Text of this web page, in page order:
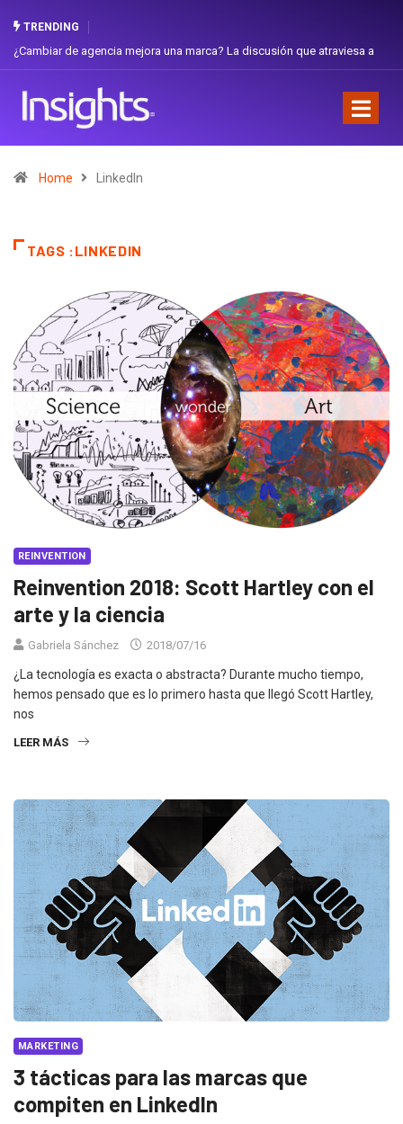
TRENDING
de agencia mejora una marca? La discusión que atraviesa a
Gabriela
Home LinkedIn
TAGS :LINKEDIN
REINVENTION
Reinvention 2018: Scott Hartley con el
arte y la ciencia
Gabriela Sánchez 2018/07/16
¿La tecnología es exacta o abstracta? Durante mucho tiempo,
hemos pensado que es lo primero hasta que llegó Scott Hartley,
nos
LEER MÁS
MARKETING
3 tácticas para las marcas que
compiten en LinkedIn